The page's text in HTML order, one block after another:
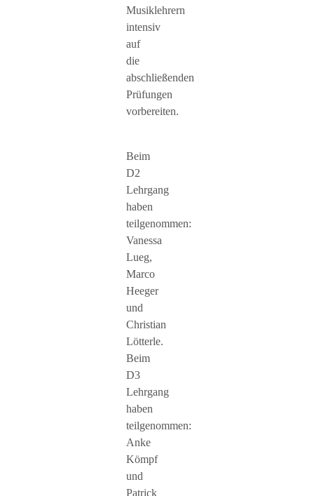
Musiklehrern
intensiv
auf
die
abschließenden
Prüfungen
vorbereiten.
Beim
D2
Lehrgang
haben
teilgenommen:
Vanessa
Lueg,
Marco
Heeger
und
Christian
Lötterle.
Beim
D3
Lehrgang
haben
teilgenommen:
Anke
Kömpf
und
Patrick